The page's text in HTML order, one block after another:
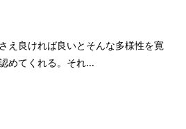
え良ければ良いとそんな多様性を寛
めてくれる。それ...